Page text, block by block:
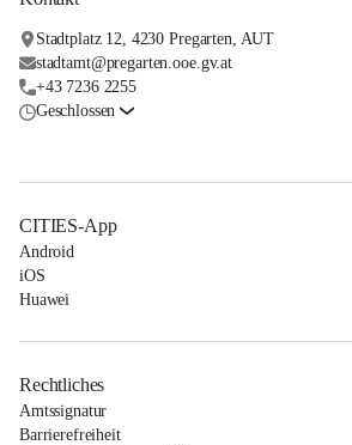
Stadtplatz 12, 4230 Pregarten, AUT
stadtamt@pregarten.ooe.gv.at
+43 7236 2255
Geschlossen
CITIES-App
Android
iOS
Huawei
Rechtliches
Amtssignatur
Barrierefreiheit